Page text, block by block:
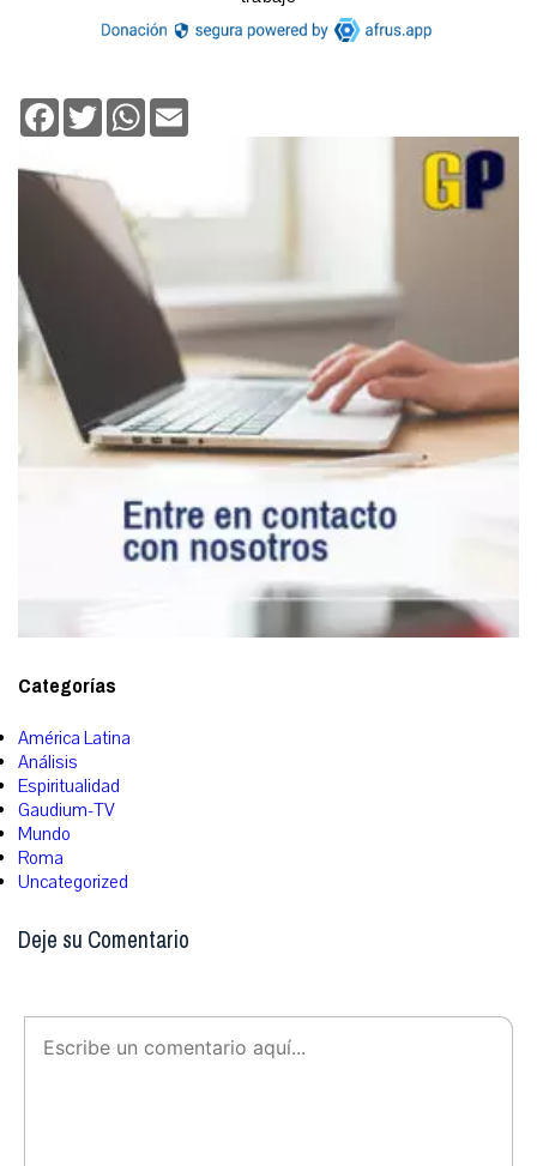
Facebook
TwitterWhatsApp
Categorías
América Latina
Análisis
Espiritualidad
Gaudium-TV
Mundo
Roma
Uncategorized
Deje su Comentario